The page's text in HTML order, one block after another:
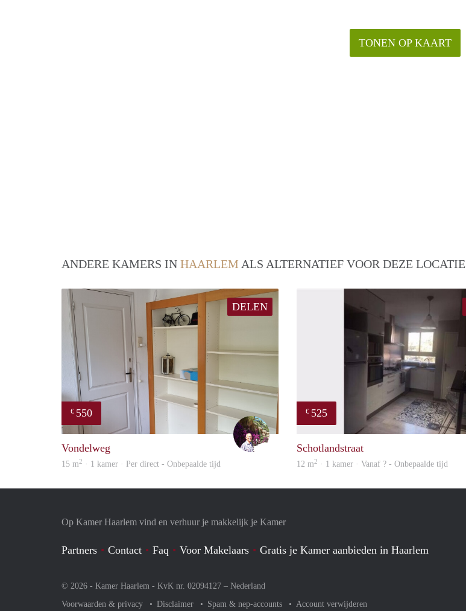
TONEN OP KAART
ANDERE KAMERS IN HAARLEM ALS ALTERNATIEF VOOR DEZE LOCATIE
DELEN
€ 550
edward
Vondelweg
15 m2 · 1 kamer · Per direct - Onbepaalde tijd
€ 525
Schotlandstraat
12 m2 · 1 kamer · Vanaf ? - Onbepaalde tijd
Op Kamer Haarlem vind en verhuur je makkelijk je Kamer
Partners Contact Faq Voor Makelaars Gratis je Kamer aanbieden in Haarlem
© 2026 - Kamer Haarlem - KvK nr. 02094127 – Nederland
Voorwaarden & privacy
Disclaimer Spam & nep-accounts Account verwijderen